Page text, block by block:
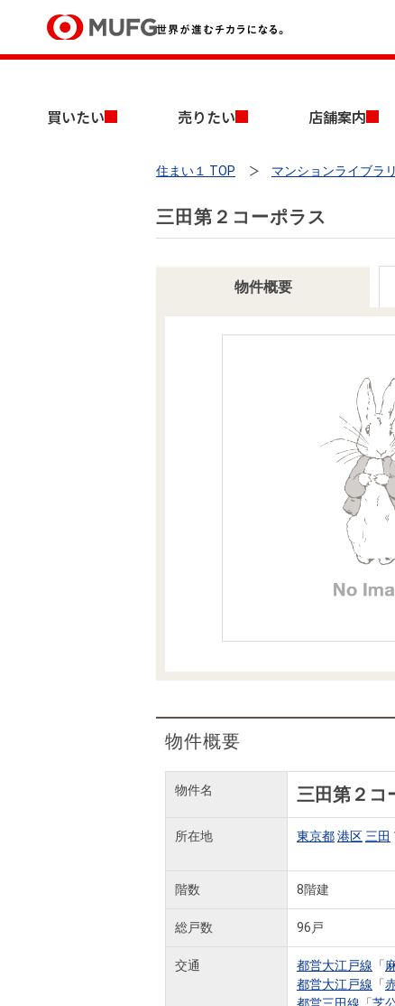
買いたい 売りたい 店舗案内
買いたいTOP
売りたいTOP
店舗案内TOP
会社情報TOP
採用情報TOP
売りたい
住まい１ TOP マンションライブラ
三田第２コーポラス
物件概要
物件概要
物件名 三田第２コ
所在地 東京都港区 三田
階数 8階建
総戸数 96戸
交通 都営大江戸線 「
都営大江戸線 「